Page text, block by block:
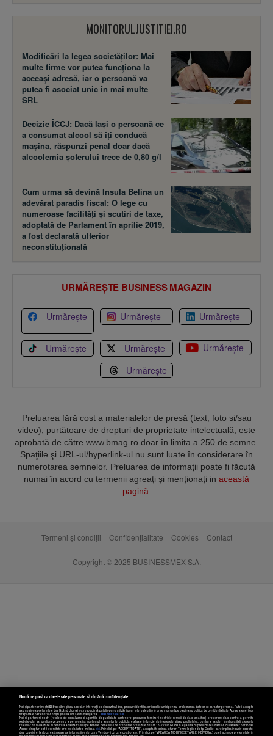
MONITORULJUSTITIEI.RO
Modificări la legea societăţilor: Mai
multe firme vor putea funcţiona la
aceeaşi adresă, iar o persoană va
putea fi asociat unic în mai multe
SRL
Decizie ÎCCJ: Dacă laşi o persoană ce
a consumat alcool să îţi conducă
maşina, răspunzi penal doar dacă
alcoolemia şoferului trece de 0,80 g/l
Cum urma să devină Insula Belina un
adevărat paradis fiscal: O lege cu
numeroase facilităţi şi scutiri de taxe,
adoptată de Parlament în aprilie 2019,
a fost declarată ulterior
neconstituţională
URMĂREȘTE BUSINESS MAGAZIN
Urmărește Urmărește Urmărește
Urmărește Urmărește
Urmărește
Urmărește
Preluarea fără cost a materialelor de presă (text, foto si/sau
video), purtătoare de drepturi de proprietate intelectuală, este
aprobată de către www.bmag.ro doar în limita a 250 de semne.
Spaţiile şi URL-ul/hyperlink-ul nu sunt luate în considerare în
numerotarea semnelor. Preluarea de informaţii poate fi făcută
numai în acord cu termenii agreaţi şi menţionaţi in această
pagină.
Termeni și condiții Confidențialitate Cookies Contact
Copyright © 2025 BUSINESSMEX S.A.
Nouă ne pasă ca datele tale personale să rămână confidențiale
Noi și partenerii noștri589stocăm și/sau accesăm informații pe dispozitivul dvs., precum identificatorii cookie unici pentru prelucrarea datelor cu caracter personal. Puteți accepta
sau gestiona preferințele dvs. făcând clic mai jos, respectiv vă puteți opune utilizării unui interes legitim în orice moment pe pagina cu politica de confidențialitate. Aceste alegeri vor
fi raportate partenerilor noștri și nu vă vor afecta navigarea.
Mai multe detalii
Noi si partenerii nostri (retelele de socializare si agentiile de publicitate partenere, precum si furnizorii nostri de servicii de date analitice) prelucram date pentru a permite
website-ului sa functioneze, pentru a personaliza continutul si anunturile publicitare afisate in functie de interesele si/sau profilul dvs., pentru a va oferi functionalitati aferente
retelelor de socializare si pentru a analiza traficul pe website. Beneficiati de drepturile prevazute de art. 15-22 din GDPR in legatura cu prelucrarea datelor cu caracter personal.
Aceste drepturi pot fi exercitate prin modalitatea indicataaici. Prin click pe “ACCEPT TOATE”, acceptati folosirea tuturor Tehnologiilor de tip Cookie, care implica inclusiv acceptul
dvs. cu privire la stocarea/accesarea informatiilor de catre Vendor-ii cu care colaboram. Prin click pe “VREAU SA MODIFIC SETARILE INDIVIDUAL” puteti schimba preferintele in